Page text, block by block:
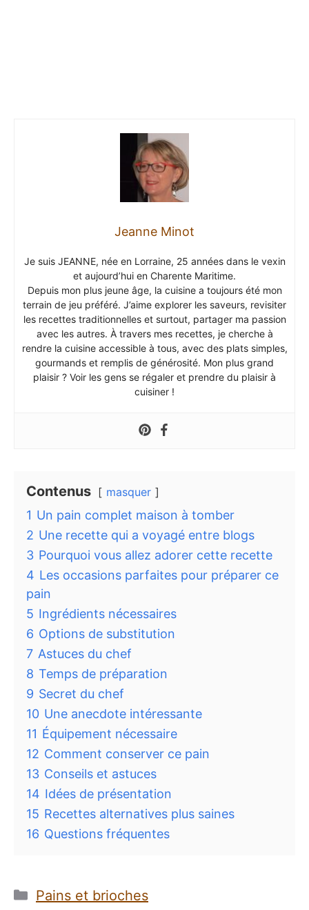
Jeanne Minot
Je suis JEANNE, née en Lorraine, 25 années dans le vexin
et aujourd’hui en Charente Maritime.
Depuis mon plus jeune âge, la cuisine a toujours été mon
terrain de jeu préféré. J’aime explorer les saveurs, revisiter
les recettes traditionnelles et surtout, partager ma passion
avec les autres. À travers mes recettes, je cherche à
rendre la cuisine accessible à tous, avec des plats simples,
gourmands et remplis de générosité. Mon plus grand
plaisir ? Voir les gens se régaler et prendre du plaisir à
cuisiner !
Contenus masquer
1 Un pain complet maison à tomber
2 Une recette qui a voyagé entre blogs
3 Pourquoi vous allez adorer cette recette
4 Les occasions parfaites pour préparer ce
pain
5 Ingrédients nécessaires
6 Options de substitution
7 Astuces du chef
8 Temps de préparation
9 Secret du chef
10 Une anecdote intéressante
11 Équipement nécessaire
12 Comment conserver ce pain
13 Conseils et astuces
14 Idées de présentation
15 Recettes alternatives plus saines
16 Questions fréquentes
Catégories
Pains et brioches